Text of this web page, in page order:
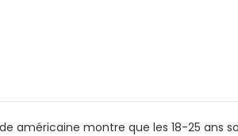
américaine montre que les 18-25 ans